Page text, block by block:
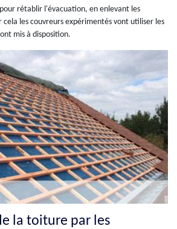
rétablir l'évacuation, en enlevant les
les couvreurs expérimentés vont utiliser les
mis à disposition.
la toiture par les